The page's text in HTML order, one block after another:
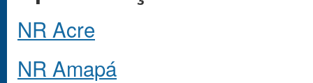
NR Acre
NR Amapá